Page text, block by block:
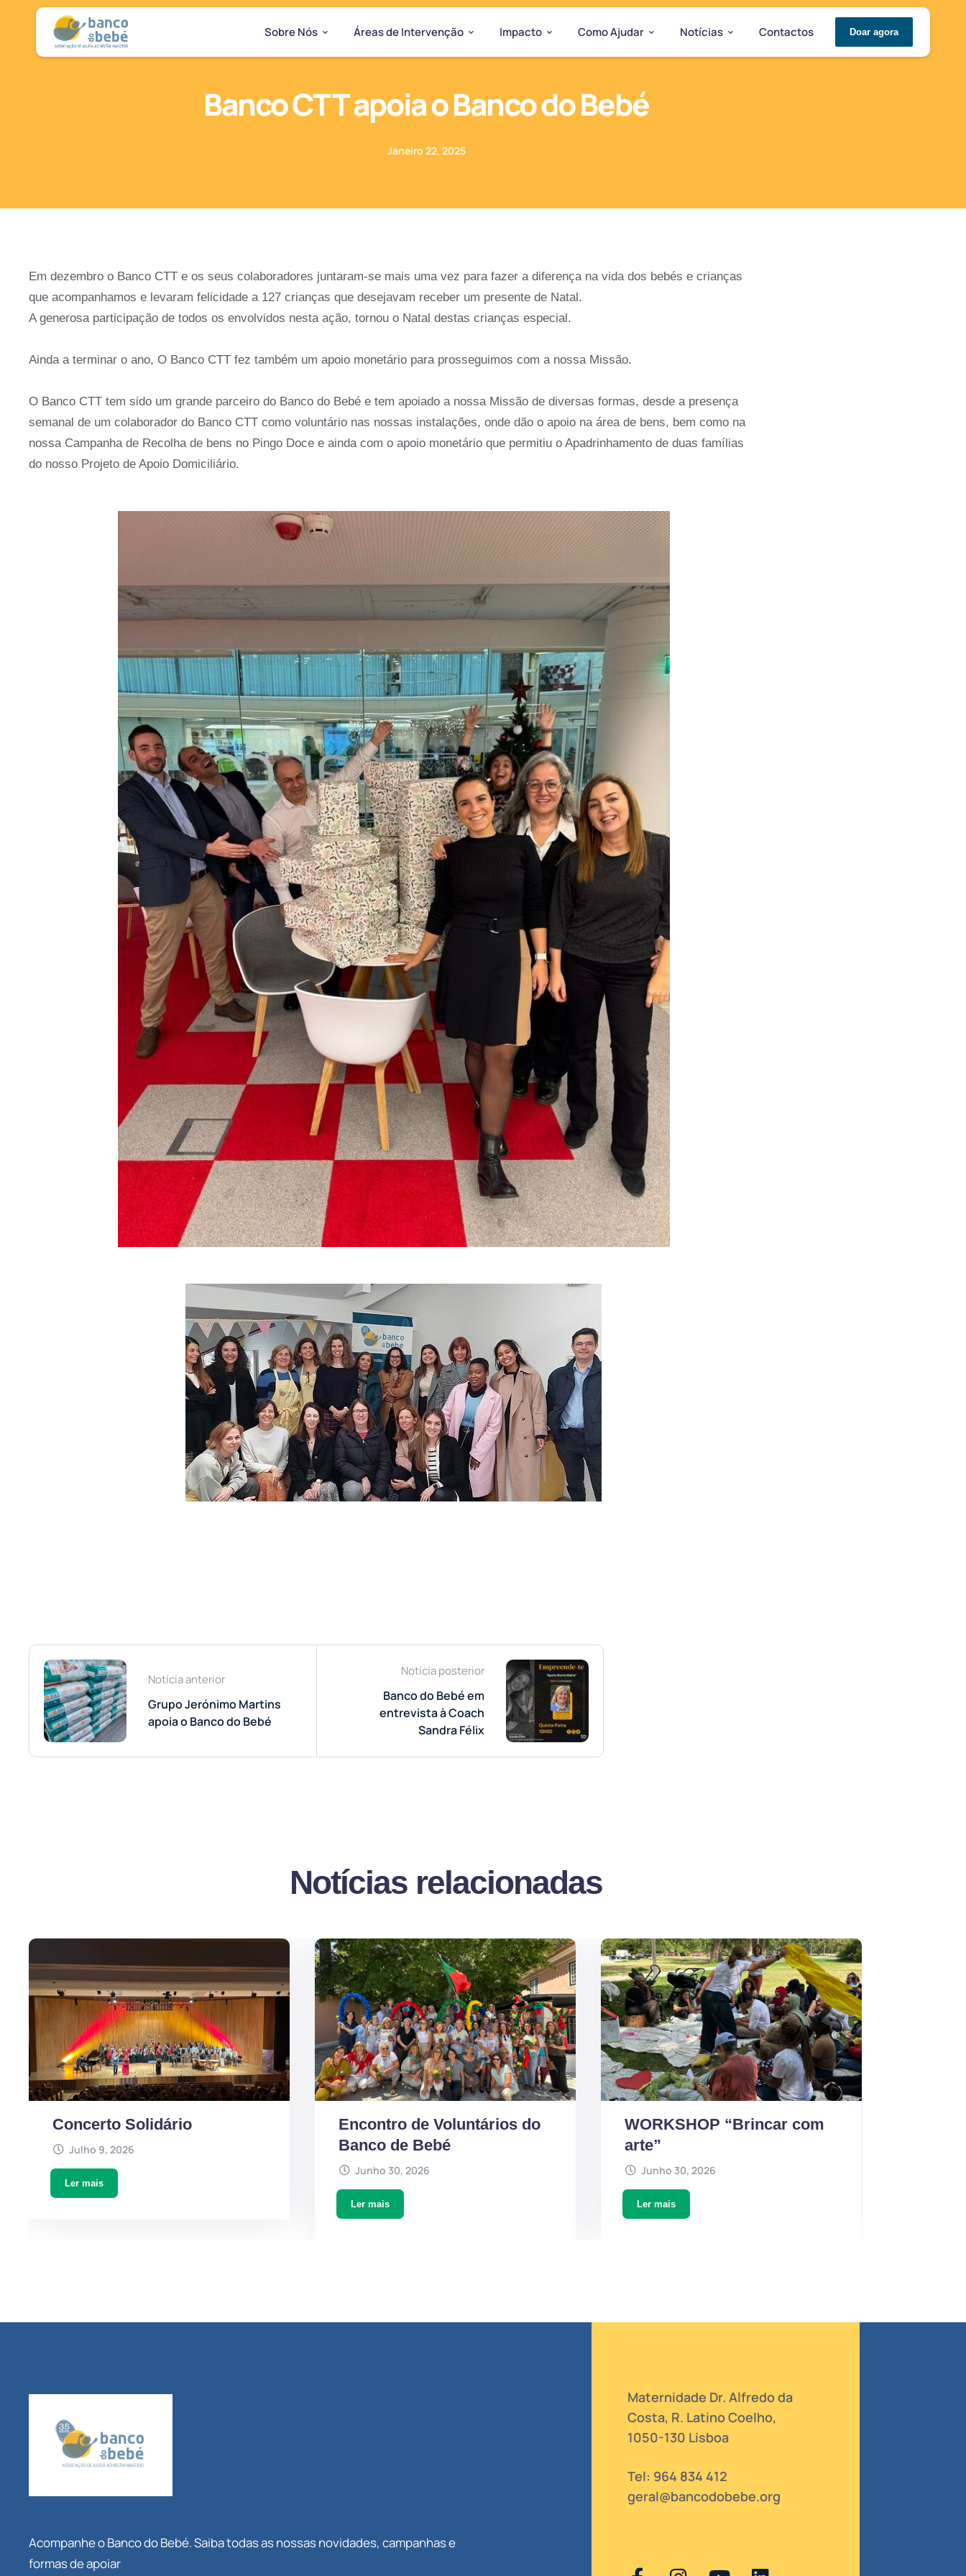
Sobre Nós Áreas de Intervenção Impacto Como Ajudar Notícias Contactos Doar agora
Banco CTT apoia o Banco do Bebé
Janeiro 22, 2025
Em dezembro o Banco CTT e os seus colaboradores juntaram-se mais uma vez para fazer a diferença na vida dos bebés e crianças
que acompanhamos e levaram felicidade a 127 crianças que desejavam receber um presente de Natal.
A generosa participação de todos os envolvidos nesta ação, tornou o Natal destas crianças especial.
Ainda a terminar o ano, O Banco CTT fez também um apoio monetário para prosseguimos com a nossa Missão.
O Banco CTT tem sido um grande parceiro do Banco do Bebé e tem apoiado a nossa Missão de diversas formas, desde a presença
semanal de um colaborador do Banco CTT como voluntário nas nossas instalações, onde dão o apoio na área de bens, bem como na
nossa Campanha de Recolha de bens no Pingo Doce e ainda com o apoio monetário que permitiu o Apadrinhamento de duas famílias
do nosso Projeto de Apoio Domiciliário.
Notícia anterior
Grupo Jerónimo Martins
apoia o Banco do Bebé
Notícia posterior
Banco do Bebé em
entrevista à Coach
Sandra Félix
Notícias relacionadas
Concerto Solidário
Julho 9, 2026
Ler mais
Encontro de Voluntários do
Banco de Bebé
Junho 30, 2026
Ler mais
WORKSHOP “Brincar com
arte”
Junho 30, 2026
Ler mais
Acompanhe o Banco do Bebé. Saiba todas as nossas novidades, campanhas e
formas de apoiar
Maternidade Dr. Alfredo da
Costa, R. Latino Coelho,
1050-130 Lisboa
Tel: 964 834 412
geral@bancodobebe.org